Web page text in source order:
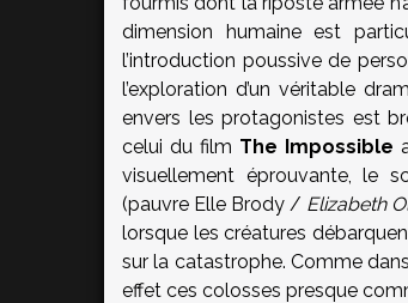
dimension humaine est
l’introduction poussive de
l’exploration d’un véritable
envers les protagonistes est
celui du film The Impossible
visuellement éprouvante, le
(pauvre Elle Brody / Elizabeth
lorsque les créatures
sur la catastrophe. Comme dans
effet ces colosses presque